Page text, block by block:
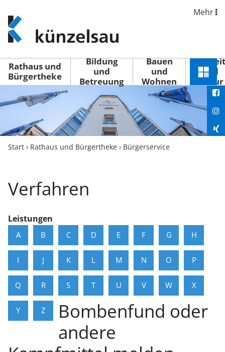
www.kuenzelsau.de
(zur
Startseite)
Mehr
Rathaus und
Bürgertheke
Bildung
und
Betreuung
Bauen
und
Wohnen
Freizeit
und
Kultur
Menü
Start › Rathaus und Bürgertheke › Bürgerservice
Verfahren
Leistungen
A B C D E F G H
I J K L M N O P
Q R S T U V W X
Y Z
Bombenfund oder
andere